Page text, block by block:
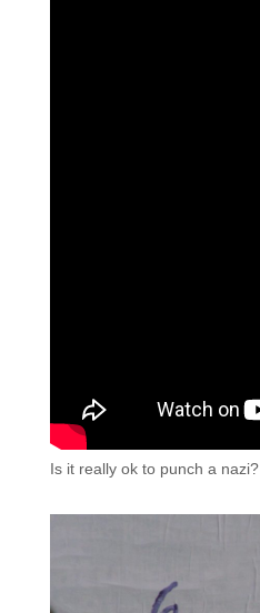
Is it really ok to punch a nazi?